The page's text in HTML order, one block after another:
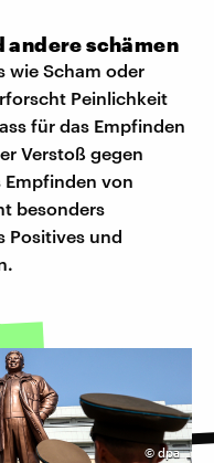
andere schämen
wie Scham oder
Peinlichkeit
für das Empfinden
Verstoß gegen
Empfinden von
besonders
Positives und
©dpa